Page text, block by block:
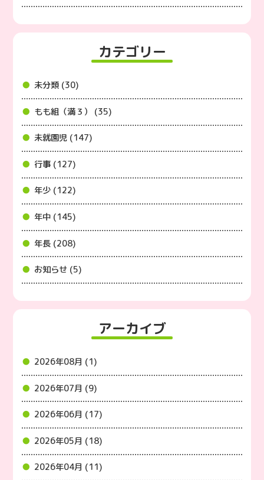
カテゴリー
未分類 (30)
もも組（満３） (35)
未就園児 (147)
行事 (127)
年少 (122)
年中 (145)
年長 (208)
お知らせ (5)
アーカイブ
2026年08月 (1)
2026年07月 (9)
2026年06月 (17)
2026年05月 (18)
2026年04月 (11)